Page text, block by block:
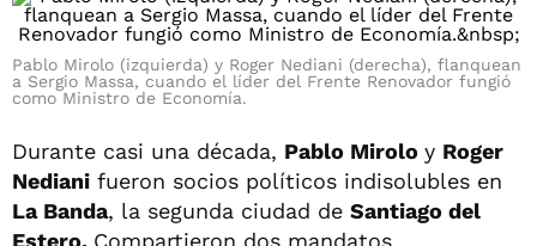
Pablo Mirolo (izquierda) y Roger Nediani (derecha), flanquean
a Sergio Massa, cuando el líder del Frente Renovador fungió
como Ministro de Economía.
Durante casi una década, Pablo Mirolo y Roger
Nediani fueron socios políticos indisolubles en
La Banda, la segunda ciudad de Santiago del
Estero. Compartieron dos mandatos